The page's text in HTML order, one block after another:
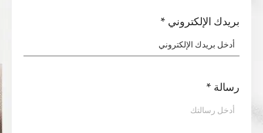
بريدك الإلكتروني*
رسالة *